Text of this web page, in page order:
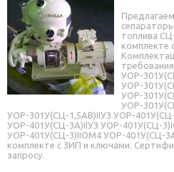
топлива
комплекте
УОР-
УОР-
УОР-
УОР-
УОР-301У(СЦ-1,5AB)IIУЗ УОР-
УОР-401У(СЦ-3A)IIУЗ УОР-401У(СЦ-
УОР-401У(СЦ-3)IIОМ4 УОР-401У(СЦ-
комплекте с ЗИП и ключами.
запросу.